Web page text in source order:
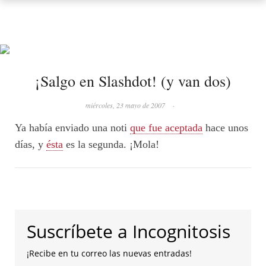
¡Salgo en Slashdot! (y van dos)
miércoles, 23 mayo de 2007 ·
Ya había enviado una noti que fue aceptada hace unos
días, y ésta es la segunda. ¡Mola!
Suscríbete a Incognitosis
¡Recibe en tu correo las nuevas entradas!